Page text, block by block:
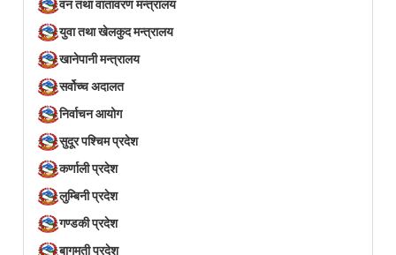
वन तथा वातावरण मन्त्रालय
युवा तथा खेलकुद मन्त्रालय
खानेपानी मन्त्रालय
सर्वोच्च अदालत
निर्वाचन आयोग
सुदूर पश्चिम प्रदेश
कर्णाली प्रदेश
लुम्बिनी प्रदेश
गण्डकी प्रदेश
बागमती प्रदेश